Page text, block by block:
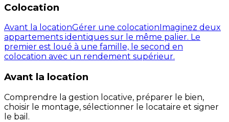
Colocation
Avant la locationGérer une colocation Imaginez deux
appartements identiques sur le même palier. Le
premier est loué à une famille, le second en
colocation avec un rendement supérieur.
Avant la location
Comprendre la gestion locative, préparer le bien,
choisir le montage, sélectionner le locataire et signer
le bail.